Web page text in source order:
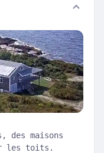
des maisons
les toits.